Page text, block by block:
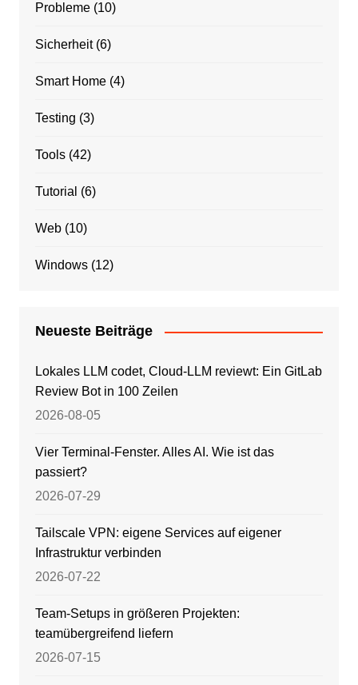
Probleme(10)
Sicherheit(6)
Smart Home(4)
Testing (3)
Tools(42)
Tutorial (6)
Web(10)
Windows(12)
Neueste Beiträge
Lokales LLM codet, Cloud-LLM reviewt: Ein GitLab
Review Bot in 100 Zeilen
2026-08-05
Vier Terminal-Fenster. Alles AI. Wie ist das
passiert?
2026-07-29
Tailscale VPN: eigene Services auf eigener
Infrastruktur verbinden
2026-07-22
Team-Setups in größeren Projekten:
teamübergreifend liefern
2026-07-15